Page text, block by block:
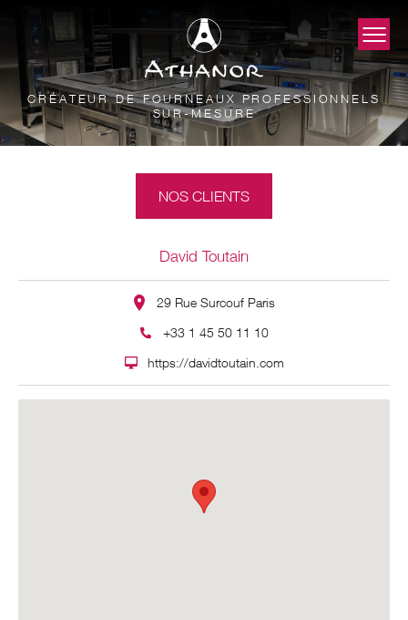
CRÉATEUR DE FOURNEAUX PROFESSIONNELS
SUR-MESURE
NOS CLIENTS
David Toutain
29 Rue Surcouf Paris
+33 1 45 50 11 10
https://davidtoutain.com